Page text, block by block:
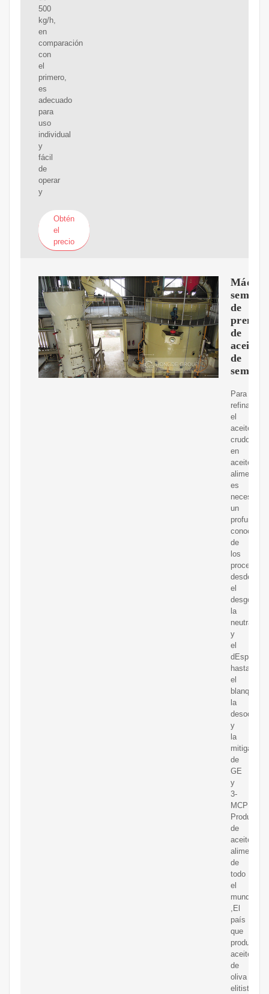
500
kg/h,
en
comparación
con
el
primero,
es
adecuado
para
uso
individual
y
fácil
de
operar
y
Obtén
el
precio
de
prensa
de
aceite
de
semilla
Para
refinar
el
aceite
crudo
en
aceite
es
necesario
un
profundo
de
los
procesos,
desde
el
la
y
el
hasta
el
blanqueo,
la
y
la
mitigación
de
GE
y
3-
MCPD.
de
aceite
alimentario
de
todo
el
mundo
,El
país
que
produce
aceite
de
oliva
elitista